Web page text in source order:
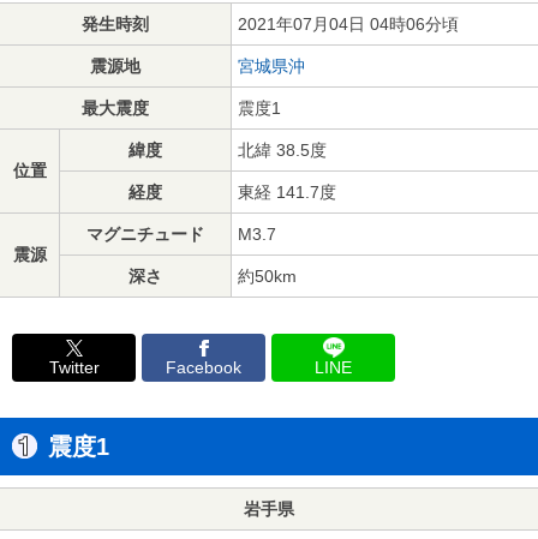
発生時刻 2021年07月04日 04時06分頃
震源地 宮城県沖
最大震度 震度1
位置
緯度 北緯 38.5度
経度 東経 141.7度
震源
マグニチュード M3.7
深さ 約50km
Twitter Facebook LINE
震度1
岩手県